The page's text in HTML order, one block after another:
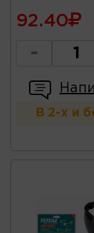
92.40
-
В 2-х и